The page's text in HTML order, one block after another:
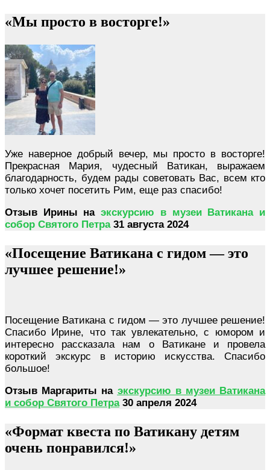
«Мы просто в восторге!»
Уже наверное добрый вечер, мы просто в восторге!
Прекрасная Мария, чудесный Ватикан, выражаем
благодарность, будем рады советовать Вас, всем кто
только хочет посетить Рим, еще раз спасибо!
Отзыв Ирины на экскурсию в музеи Ватикана и
собор Святого Петра31 августа 2024
«Посещение Ватикана с гидом — это
лучшее решение!»
Посещение Ватикана с гидом — это лучшее решение!
Спасибо Ирине, что так увлекательно, с юмором и
интересно рассказала нам о Ватикане и провела
короткий экскурс в историю искусства. Спасибо
большое!
Отзыв Маргариты на экскурсию в музеи Ватикана
и собор Святого Петра30 апреля 2024
«Формат квеста по Ватикану детям
очень понравился!»